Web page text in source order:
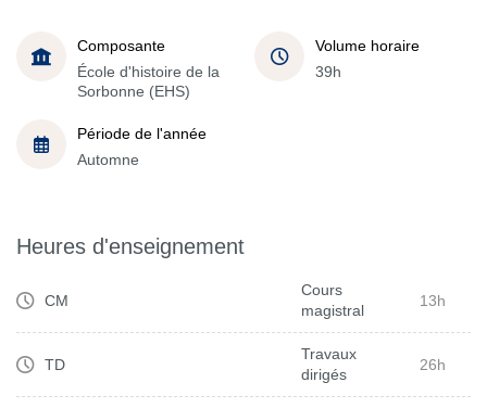
Composante
École d'histoire de la
Sorbonne (EHS)
Volume horaire
39h
Période de l'année
Automne
Heures d'enseignement
CM
Cours
magistral
13h
TD
Travaux
dirigés
26h